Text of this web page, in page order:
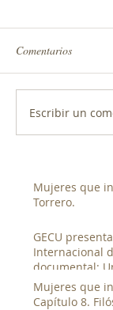
Comentarios
Escribir un
Mujeres que
Torrero.
GECU
Internacional
documental:
estallar de
Mujeres que
Capítulo 8.